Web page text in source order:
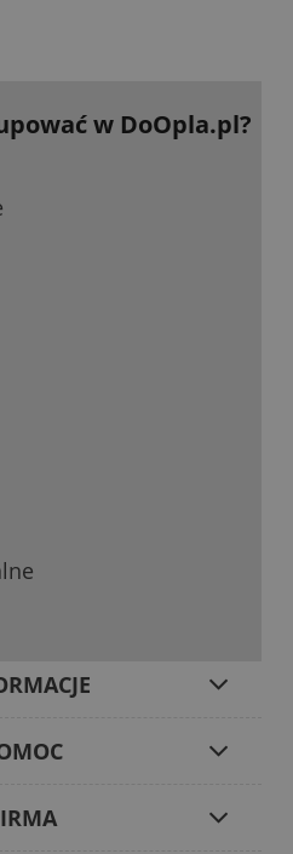
w DoOpla.pl?